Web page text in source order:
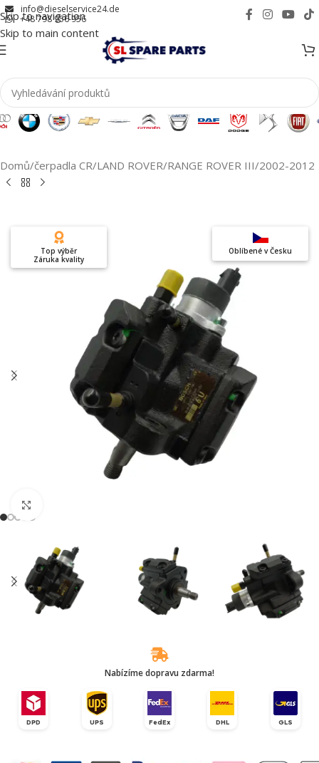
Skip to navigation
Skip to main content
info@dieselservice24.de
+48 798 956 956
Domů/čerpadla CR/LAND ROVER/RANGE ROVER III/2002-2012
Oblíbené v Česku
Top výběr
Záruka kvality
Nabízíme dopravu zdarma!
DPD UPS FedEx DHL GLS